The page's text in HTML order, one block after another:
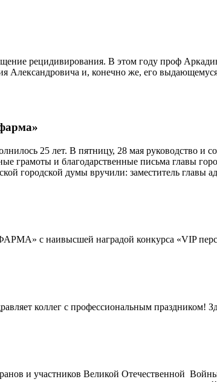
рецидивирования. В этом году проф
и, конечно же, его
25 лет. В пятницу, 28 мая руководство и
и благодарственные письма главы
городской думы вручили: заместитель главы
с наивысшей наградой конкурса «VIP
коллег с профессиональным праздником!
и участников Великой Отечественной